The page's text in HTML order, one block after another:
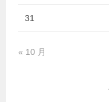
31
« 10 月